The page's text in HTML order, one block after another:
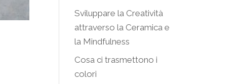
Sviluppare la Creatività
attraverso la Ceramica e
la Mindfulness
Cosa ci trasmettono i
colori